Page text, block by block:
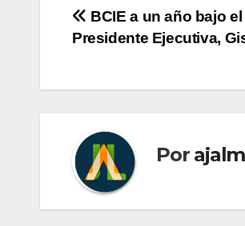
Navegación
entradas
BCIE a un año bajo
Presidente Ejecutiva,
Por